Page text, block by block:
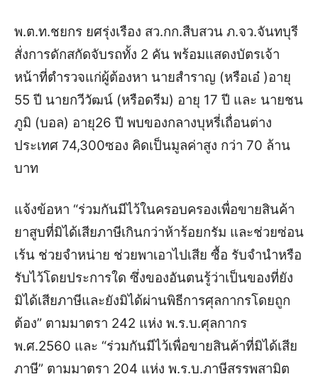
พ.ต.ท.ชยกร ยศรุ่งเรือง สว.กก.สืบสวน ภ.จว.จันทบุรี
สั่งการดักสกัดจับรถทั้ง 2 คัน พร้อมแสดงบัตรเจ้า
หน้าที่ตำรวจแก่ผู้ต้องหา นายสำราญ (หรือเอ๋ )อายุ
55 ปี นายกวีวัฒน์ (หรือดรีม) อายุ 17 ปี และ นายชน
ภูมิ (บอล) อายุ26 ปี พบของกลางบุหรี่เถื่อนต่าง
ประเทศ 74,300ซอง คิดเป็นมูลค่าสูง กว่า 70 ล้าน
บาท
แจ้งข้อหา “ร่วมกันมีไว้ในครอบครองเพื่อขายสินค้า
ยาสูบที่มิได้เสียภาษีเกินกว่าห้าร้อยกรัม และช่วยซ่อน
เร้น ช่วยจำหน่าย ช่วยพาเอาไปเสีย ซื้อ รับจำนำหรือ
รับไว้โดยประการใด ซึ่งของอันตนรู้ว่าเป็นของที่ยัง
มิได้เสียภาษีและยังมิได้ผ่านพิธีการศุลกากรโดยถูก
ต้อง” ตามมาตรา 242 แห่ง พ.ร.บ.ศุลกากร
พ.ศ.2560 และ “ร่วมกันมีไว้เพื่อขายสินค้าที่มิได้เสีย
ภาษี” ตามมาตรา 204 แห่ง พ.ร.บ.ภาษีสรรพสามิต